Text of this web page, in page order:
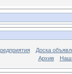
Доска
Архив